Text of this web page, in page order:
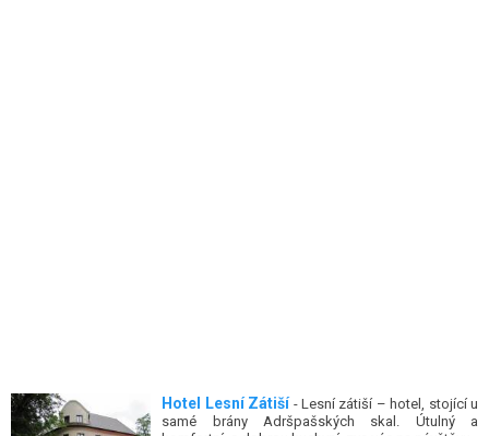
Hotel Lesní Zátiší - Lesní zátiší – hotel, stojící u
samé brány Adršpašských skal. Útulný a